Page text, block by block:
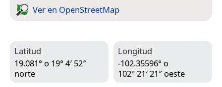
Ver en Open­Street­Map
Latitud
19.081° o 19° 4′ 52″
norte
Longitud
-102.35596° o
102° 21′ 21″ oeste